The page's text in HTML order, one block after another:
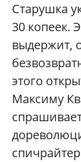
Старушка
30 копеек.
выдержит,
этого
Максиму